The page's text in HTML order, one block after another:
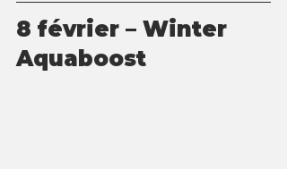
8 février – Winter
Aquaboost